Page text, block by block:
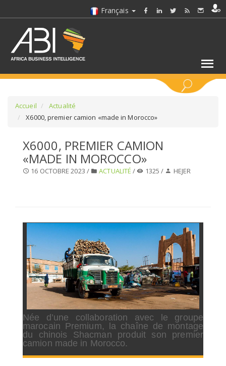
Français
SÉLECTIONNEZ UN DOSSIER
SÉLECTIONNEZ UN/DES PAYS
Accueil
Actualité
X6000, premier camion «made in Morocco»
X6000, PREMIER CAMION
«MADE IN MOROCCO»
16 OCTOBRE 2023 / ACTUALITÉ / 1325 / HEJER
Née d’une collaboration avec le groupe
marocain Premium, la chaîne de montage
du chinois Shacman produit son premier
camion made in Morocco.